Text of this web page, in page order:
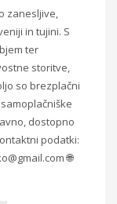
zanesljive,
in tujini. S
ter
storitve,
so brezplačni
dostopno
podatki:
🌐